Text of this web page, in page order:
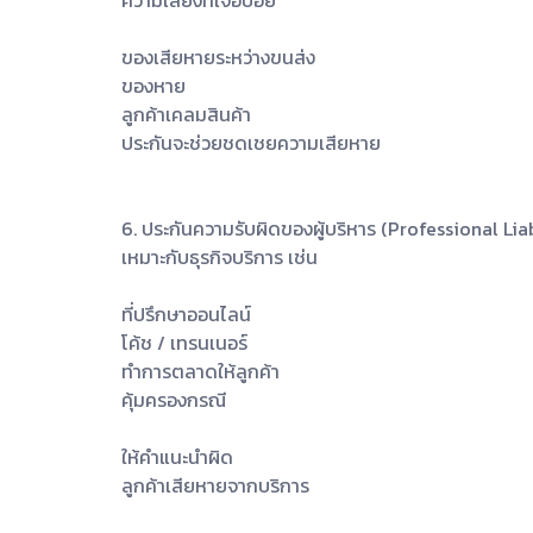
ของเสียหายระหว่างขนส่ง
ของหาย
ลูกค้าเคลมสินค้า
ประกันจะช่วยชดเชยความเสียหาย
6. ประกันความรับผิดของผู้บริหาร (Professional
เหมาะกับธุรกิจบริการ เช่น
ที่ปรึกษาออนไลน์
โค้ช / เทรนเนอร์
ทำการตลาดให้ลูกค้า
คุ้มครองกรณี
ให้คำแนะนำผิด
ลูกค้าเสียหายจากบริการ